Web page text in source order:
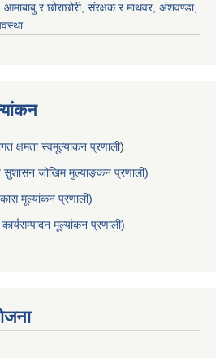
आमाबाबु र छोराछोरी, संरक्षक र माथवर, अंशवण्डा,
क्षमता स्वमूल्यांकन प्रणाली)
सुशासन जोखिम मुल्याङ्कन प्रणाली)
मूल्यांकन प्रणाली)
मूल्यांकन प्रणाली)